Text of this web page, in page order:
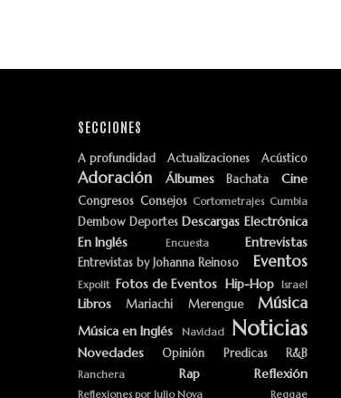
SECCIONES
A profundidad Actualizaciones Acústico
Adoración Álbumes Bachata Cine
Congresos Consejos Cortometrajes Cumbia
Dembow Deportes Descargas Electrónica
En Inglés
Encuesta Entrevistas
Entrevistas by Johanna Reinoso Eventos
Expolit Fotos de Eventos Hip-Hop Israel
Libros Mariachi Merengue Música
Música en Inglés Navidad Noticias
Novedades Opinión Predicas R&B
Ranchera Rap Reflexión
Reflexiones por Julio Nova Reggae